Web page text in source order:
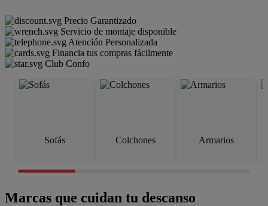
Precio Garantizado
Servicio de montaje disponible
Atención Personalizada
Financia tus compras fácilmente
Club Confo
Sofás Colchones Armarios
Marcas que cuidan tu descanso